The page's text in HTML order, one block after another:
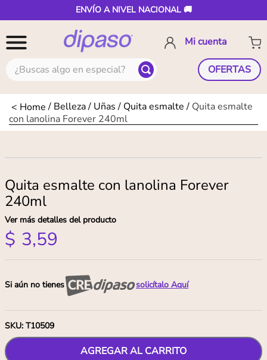
ENVÍO A NIVEL NACIONAL 🚚
¿Buscas algo en especial? OFERTAS
Belleza Uñas Quita esmalte
Quita esmalte
con lanolina Forever 240ml
Quita esmalte con lanolina Forever
240ml
Ver más detalles del producto
$ 3,59
Si aún no tienes solicítalo Aquí
SKU: T10509
AGREGAR AL CARRITO